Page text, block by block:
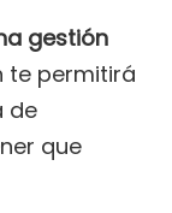
gestión
te permitirá
de
que